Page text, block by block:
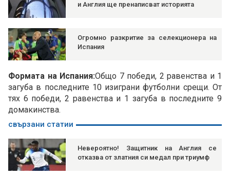
и Англия ще пренаписват историята
Огромно разкритие за селекционера на
Испания
Формата на Испания:Общо 7 победи, 2 равенства и 1
загуба в последните 10 изиграни футболни срещи. От
тях 6 победи, 2 равенства и 1 загуба в последните 9
домакинства.
свързани статии
Невероятно! Защитник на Англия се
отказва от златния си медал при триумф